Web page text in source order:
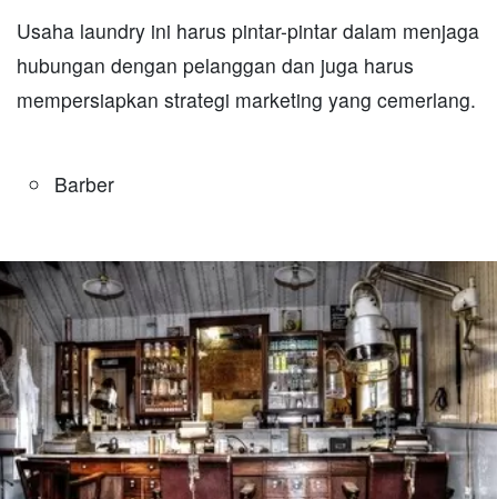
Usaha laundry ini harus pintar-pintar dalam menjaga
hubungan dengan pelanggan dan juga harus
mempersiapkan strategi marketing yang cemerlang.
Barber